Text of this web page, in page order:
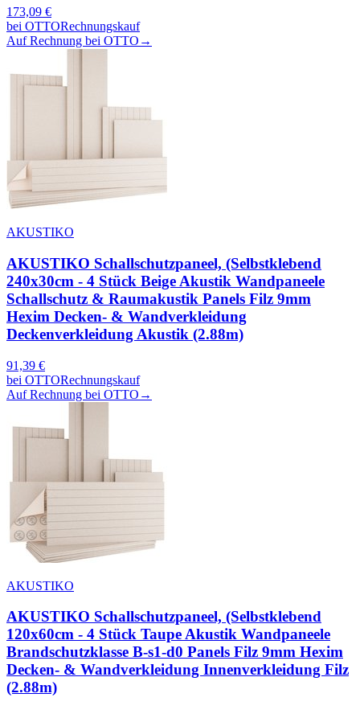
173,09 €
bei OTTORechnungskauf
Auf Rechnung bei OTTO →
AKUSTIKO
AKUSTIKO Schallschutzpaneel, (Selbstklebend
240x30cm - 4 Stück Beige Akustik Wandpaneele
Schallschutz & Raumakustik Panels Filz 9mm
Hexim Decken- & Wandverkleidung
Deckenverkleidung Akustik (2.88m)
91,39 €
bei OTTORechnungskauf
Auf Rechnung bei OTTO →
AKUSTIKO
AKUSTIKO Schallschutzpaneel, (Selbstklebend
120x60cm - 4 Stück Taupe Akustik Wandpaneele
Brandschutzklasse B-s1-d0 Panels Filz 9mm Hexim
Decken- & Wandverkleidung Innenverkleidung Filz
(2.88m)